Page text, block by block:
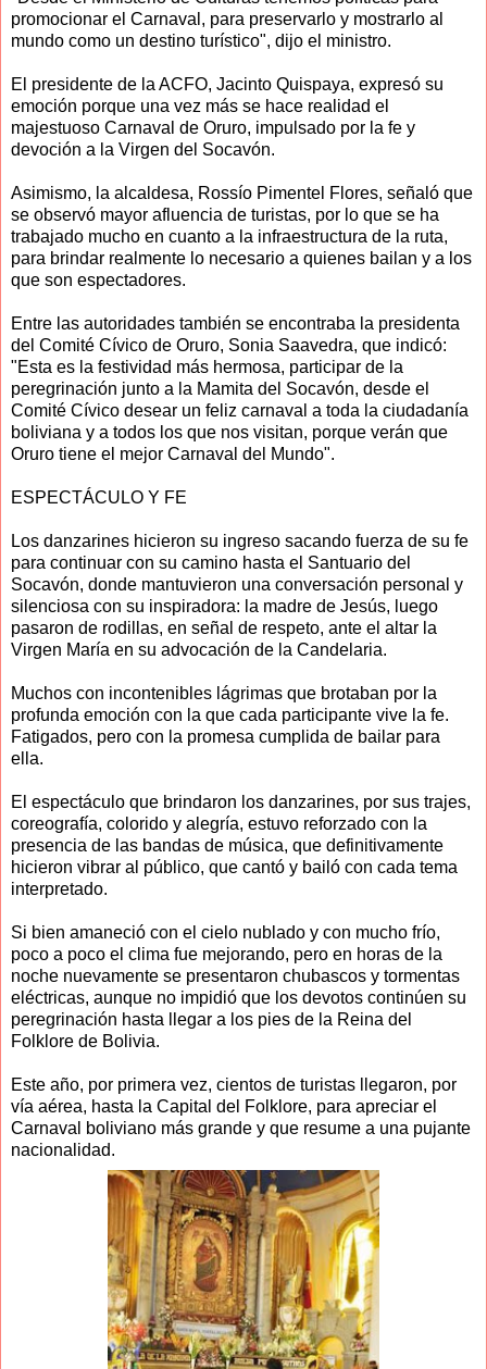
promocionar el Carnaval, para preservarlo y mostrarlo al
mundo como un destino turístico", dijo el ministro.
El presidente de la ACFO, Jacinto Quispaya, expresó su
emoción porque una vez más se hace realidad el
majestuoso Carnaval de Oruro, impulsado por la fe y
devoción a la Virgen del Socavón.
Asimismo, la alcaldesa, Rossío Pimentel Flores, señaló que
se observó mayor afluencia de turistas, por lo que se ha
trabajado mucho en cuanto a la infraestructura de la ruta,
para brindar realmente lo necesario a quienes bailan y a los
que son espectadores.
Entre las autoridades también se encontraba la presidenta
del Comité Cívico de Oruro, Sonia Saavedra, que indicó:
"Esta es la festividad más hermosa, participar de la
peregrinación junto a la Mamita del Socavón, desde el
Comité Cívico desear un feliz carnaval a toda la ciudadanía
boliviana y a todos los que nos visitan, porque verán que
Oruro tiene el mejor Carnaval del Mundo".
ESPECTÁCULO Y FE
Los danzarines hicieron su ingreso sacando fuerza de su fe
para continuar con su camino hasta el Santuario del
Socavón, donde mantuvieron una conversación personal y
silenciosa con su inspiradora: la madre de Jesús, luego
pasaron de rodillas, en señal de respeto, ante el altar la
Virgen María en su advocación de la Candelaria.
Muchos con incontenibles lágrimas que brotaban por la
profunda emoción con la que cada participante vive la fe.
Fatigados, pero con la promesa cumplida de bailar para
ella.
El espectáculo que brindaron los danzarines, por sus trajes,
coreografía, colorido y alegría, estuvo reforzado con la
presencia de las bandas de música, que definitivamente
hicieron vibrar al público, que cantó y bailó con cada tema
interpretado.
Si bien amaneció con el cielo nublado y con mucho frío,
poco a poco el clima fue mejorando, pero en horas de la
noche nuevamente se presentaron chubascos y tormentas
eléctricas, aunque no impidió que los devotos continúen su
peregrinación hasta llegar a los pies de la Reina del
Folklore de Bolivia.
Este año, por primera vez, cientos de turistas llegaron, por
vía aérea, hasta la Capital del Folklore, para apreciar el
Carnaval boliviano más grande y que resume a una pujante
nacionalidad.